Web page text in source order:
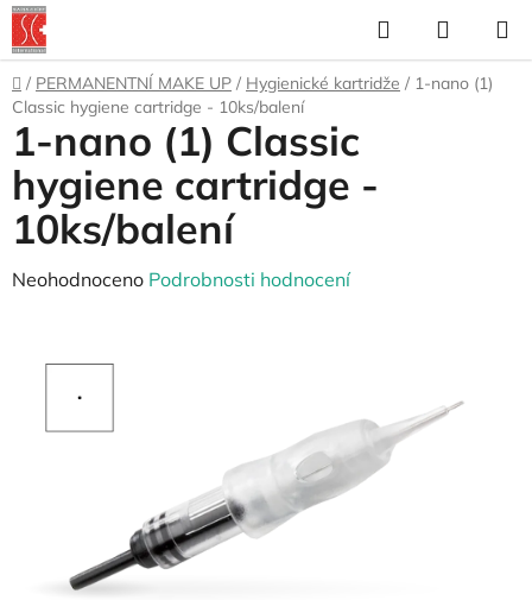
Přejít
na
obsah
Hledat
KOŠÍK
Domů
/ PERMANENTNÍ MAKE UP / Hygienické kartridže / 1-nano (1)
Classic hygiene cartridge - 10ks/balení
1-nano (1) Classic
hygiene cartridge -
10ks/balení
Průměrné
Neohodnoceno Podrobnosti hodnocení